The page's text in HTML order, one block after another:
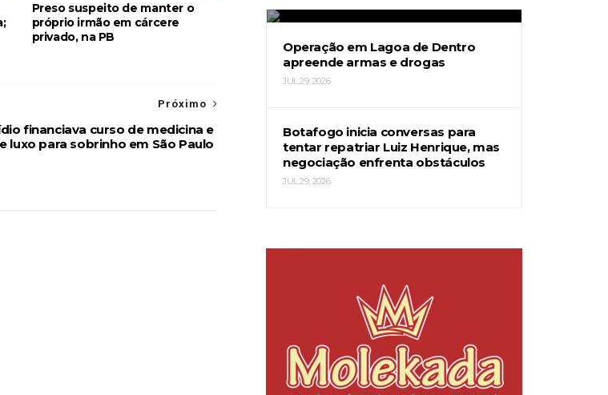
Preso suspeito de manter o
próprio irmão em cárcere
privado, na PB
Próximo
financiava curso de medicina e
luxo para sobrinho em São Paulo
Operação em Lagoa de Dentro
apreende armas e drogas
JUL 29, 2026
Botafogo inicia conversas para
tentar repatriar Luiz Henrique, mas
negociação enfrenta obstáculos
JUL 29, 2026